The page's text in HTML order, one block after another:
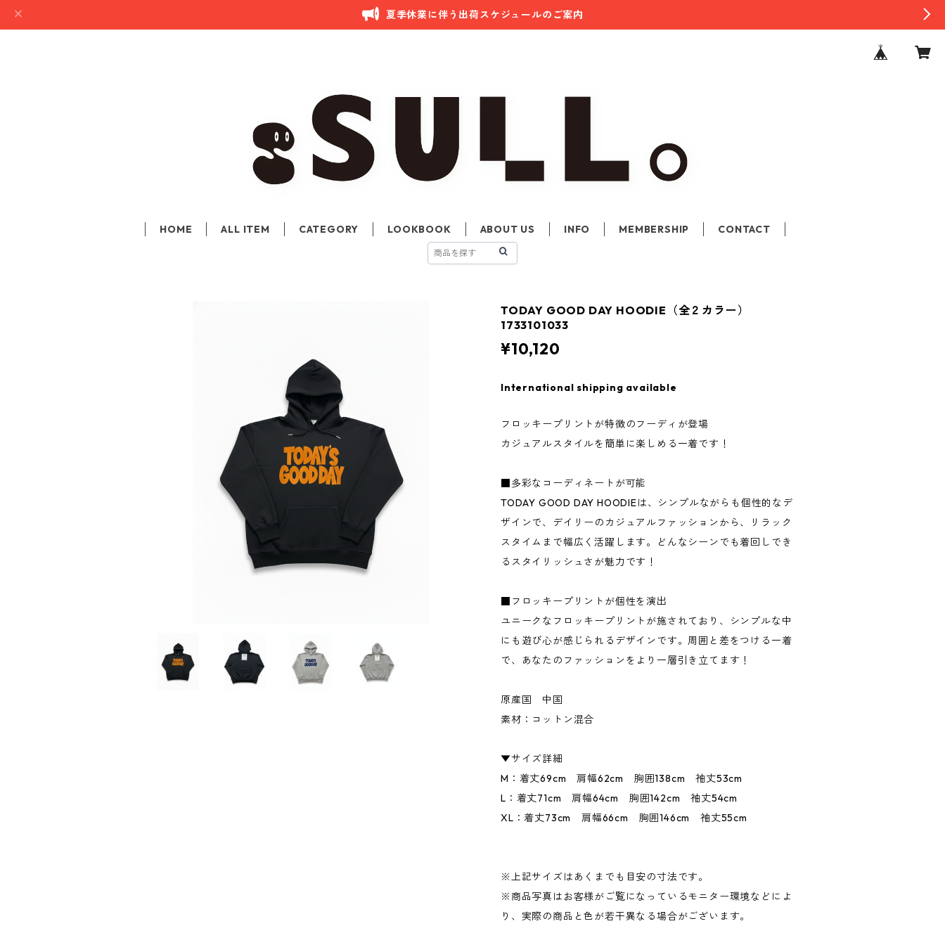
夏季休業に伴う出荷スケジュールのご案内
HOME ALL ITEM CATEGORY LOOKBOOK ABOUT US INFO MEMBERSHIP CONTACT
TODAY GOOD DAY HOODIE（全２カラー）
1733101033
¥10,120
International shipping available
フロッキープリントが特徴のフーディが登場
カジュアルスタイルを簡単に楽しめる一着です！
■多彩なコーディネートが可能
TODAY GOOD DAY HOODIEは、シンプルながらも個性的なデ
ザインで、デイリーのカジュアルファッションから、リラック
スタイムまで幅広く活躍します。どんなシーンでも着回しでき
るスタイリッシュさが魅力です！
■フロッキープリントが個性を演出
ユニークなフロッキープリントが施されており、シンプルな中
にも遊び心が感じられるデザインです。周囲と差をつける一着
で、あなたのファッションをより一層引き立てます！
原産国 中国
素材：コットン混合
▼サイズ詳細
M：着丈69cm 肩幅62cm 胸囲138cm 袖丈53cm
L：着丈71cm 肩幅64cm 胸囲142cm 袖丈54cm
XL：着丈73cm 肩幅66cm 胸囲146cm 袖丈55cm
※上記サイズはあくまでも目安の寸法です。
※商品写真はお客様がご覧になっているモニター環境などによ
り、実際の商品と色が若干異なる場合がございます。